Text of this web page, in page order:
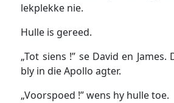
lekplekke nie.
Hulle is gereed.
„Tot siens !” se David en
bly in die Apollo agter.
„Voorspoed !” wens hy hulle toe.